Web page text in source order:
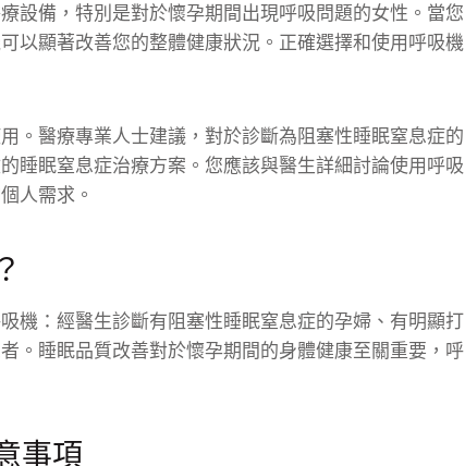
設備，特別是對於懷孕期間出現呼吸問題的女性。當您
以顯著改善您的整體健康狀況。正確選擇和使用呼吸機
。醫療專業人士建議，對於診斷為阻塞性睡眠窒息症的
睡眠窒息症治療方案。您應該與醫生詳細討論使用呼吸
人需求。
機：經醫生診斷有阻塞性睡眠窒息症的孕婦、有明顯打
。睡眠品質改善對於懷孕期間的身體健康至關重要，呼